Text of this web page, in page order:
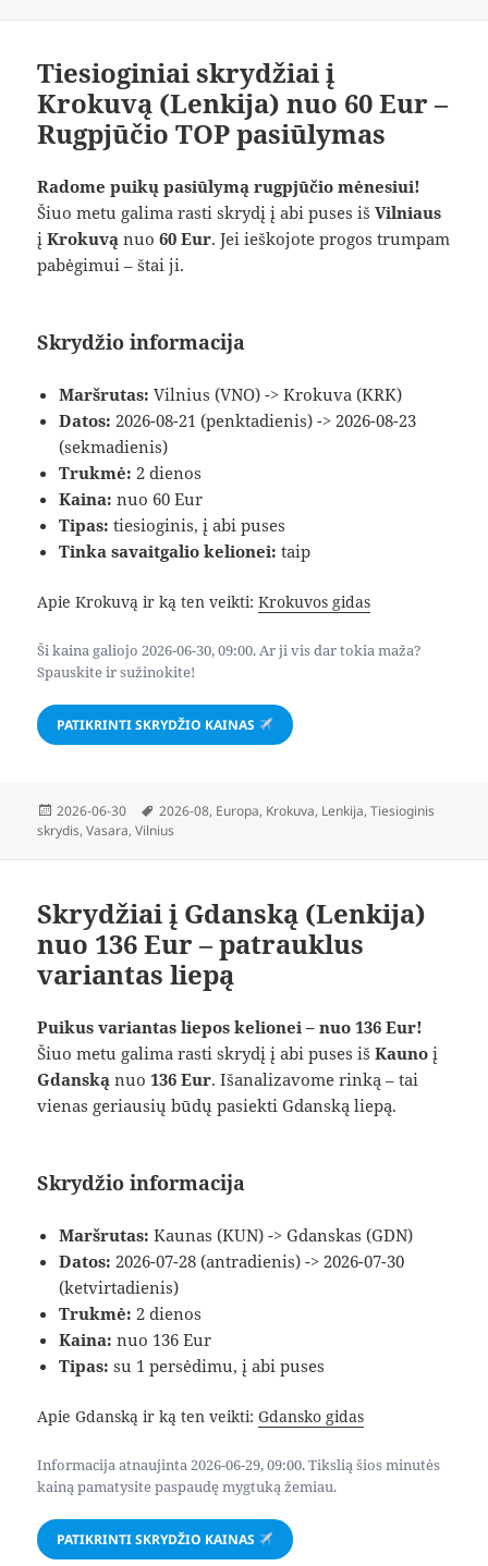
Tiesioginiai skrydžiai į
Krokuvą (Lenkija) nuo 60 Eur –
Rugpjūčio TOP pasiūlymas
Radome puikų pasiūlymą rugpjūčio mėnesiui!
Šiuo metu galima rasti skrydį į abi puses išVilniaus
įKrokuvą nuo60 Eur. Jei ieškojote progos trumpam
pabėgimui – štai ji.
Skrydžio informacija
Maršrutas: Vilnius (VNO) -> Krokuva (KRK)
Datos: 2026-08-21 (penktadienis) -> 2026-08-23
(sekmadienis)
Trukmė: 2 dienos
Kaina: nuo 60 Eur
Tipas: tiesioginis, į abi puses
Tinka savaitgalio kelionei: taip
Apie Krokuvą ir ką ten veikti:Krokuvos gidas
Ši kaina galiojo 2026-06-30, 09:00. Ar ji vis dar tokia maža?
Spauskite ir sužinokite!
PATIKRINTI SKRYDŽIO KAINAS
Paskelbta
2026-06-30 Žymos
2026-08, Europa, Krokuva, Lenkija,Tiesioginis
skrydis,Vasara,Vilnius
Skrydžiai į Gdanską (Lenkija)
nuo 136 Eur – patrauklus
variantas liepą
Puikus variantas liepos kelionei – nuo 136 Eur!
Šiuo metu galima rasti skrydį į abi puses išKauno į
Gdanską nuo136 Eur. Išanalizavome rinką – tai
vienas geriausių būdų pasiekti Gdanską liepą.
Skrydžio informacija
Maršrutas: Kaunas (KUN) -> Gdanskas (GDN)
Datos: 2026-07-28 (antradienis) -> 2026-07-30
(ketvirtadienis)
Trukmė: 2 dienos
Kaina: nuo 136 Eur
Tipas: su 1 persėdimu, į abi puses
Apie Gdanską ir ką ten veikti:Gdansko gidas
Informacija atnaujinta 2026-06-29, 09:00. Tikslią šios minutės
kainą pamatysite paspaudę mygtuką žemiau.
PATIKRINTI SKRYDŽIO KAINAS